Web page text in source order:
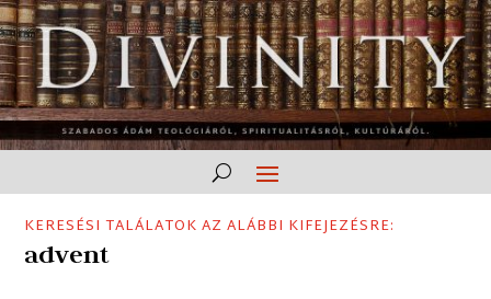
KERESÉSI TALÁLATOK AZ ALÁBBI KIFEJEZÉSRE:
advent